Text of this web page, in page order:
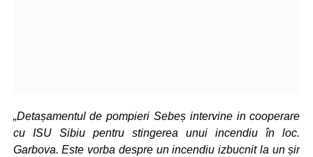
„Detașamentul de pompieri Sebeș intervine in cooperare
cu ISU Sibiu pentru stingerea unui incendiu în loc.
Garbova. Este vorba despre un incendiu izbucnit la un șir